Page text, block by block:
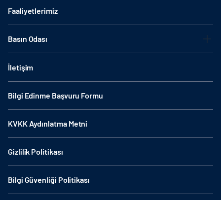
Faaliyetlerimiz
Basın Odası
İletişim
Bilgi Edinme Başvuru Formu
KVKK Aydınlatma Metni
Gizlilik Politikası
Bilgi Güvenliği Politikası